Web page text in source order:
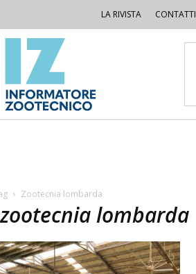
LA RIVISTA CONTATTI
Zootecnia lombarda
lombarda